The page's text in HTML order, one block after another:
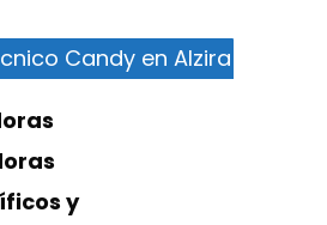
Candy en Alzira
y